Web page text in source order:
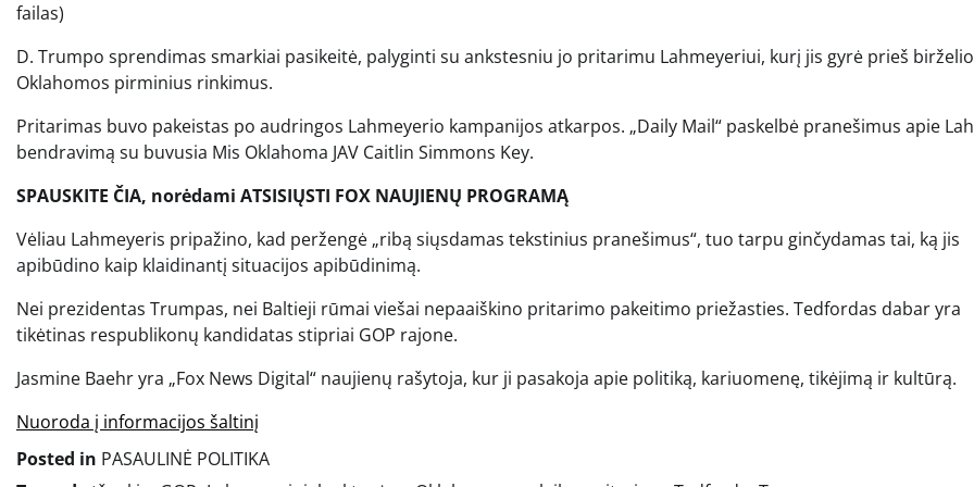
failas)
D. Trumpo sprendimas smarkiai pasikeitė, palyginti su ankstesniu jo pritarimu Lahmeyeriui, kurį jis gyrė prieš
Oklahomos pirminius rinkimus.
Pritarimas buvo pakeistas po audringos Lahmeyerio kampanijos atkarpos. „Daily Mail“ paskelbė pranešimus apie
bendravimą su buvusia Mis Oklahoma JAV Caitlin Simmons Key.
SPAUSKITE ČIA, norėdami ATSISIŲSTI FOX NAUJIENŲ PROGRAMĄ
Vėliau Lahmeyeris pripažino, kad peržengė „ribą siųsdamas tekstinius pranešimus“, tuo tarpu ginčydamas tai, ką jis
apibūdino kaip klaidinantį situacijos apibūdinimą.
Nei prezidentas Trumpas, nei Baltieji rūmai viešai nepaaiškino pritarimo pakeitimo priežasties. Tedfordas dabar yra
tikėtinas respublikonų kandidatas stipriai GOP rajone.
Jasmine Baehr yra „Fox News Digital“ naujienų rašytoja, kur ji pasakoja apie politiką, kariuomenę, tikėjimą ir kultūrą.
Nuoroda į informacijos šaltinį
Posted in PASAULINĖ POLITIKA